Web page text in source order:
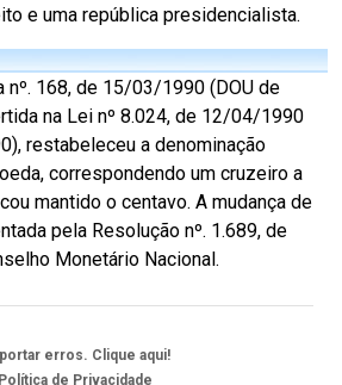
e uma república presidencialista.
168, de 15/03/1990 (DOU de
na Lei nº 8.024, de 12/04/1990
restabeleceu a denominação
correspondendo um cruzeiro a
mantido o centavo. A mudança de
pela Resolução nº. 1.689, de
Monetário Nacional.
erros. Clique aqui!
Política de Privacidade